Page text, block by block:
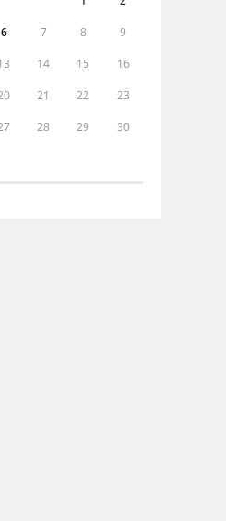
6 7 8 9
14 15 16
21 22 23
28 29 30